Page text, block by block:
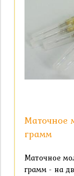
Маточное
грамм
Маточное
грамм - на